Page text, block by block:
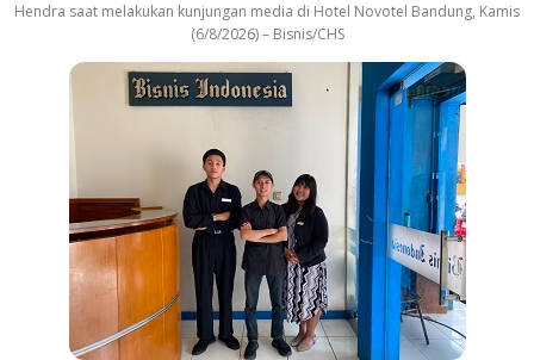
Hendra saat melakukan kunjungan media di Hotel Novotel Bandung, Kamis
(6/8/2026) – Bisnis/CHS